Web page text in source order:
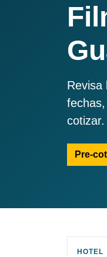
Revisa
cotizar.
Pre-
HOTEL